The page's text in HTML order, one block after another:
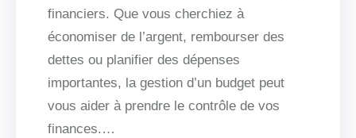
financiers. Que vous cherchiez à
économiser de l’argent, rembourser des
dettes ou planifier des dépenses
importantes, la gestion d’un budget peut
vous aider à prendre le contrôle de vos
finances.…